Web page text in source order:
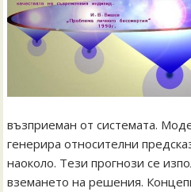
възприеман от системата.
генерира относителни
наоколо. Тези прогнози се
вземането на решения.